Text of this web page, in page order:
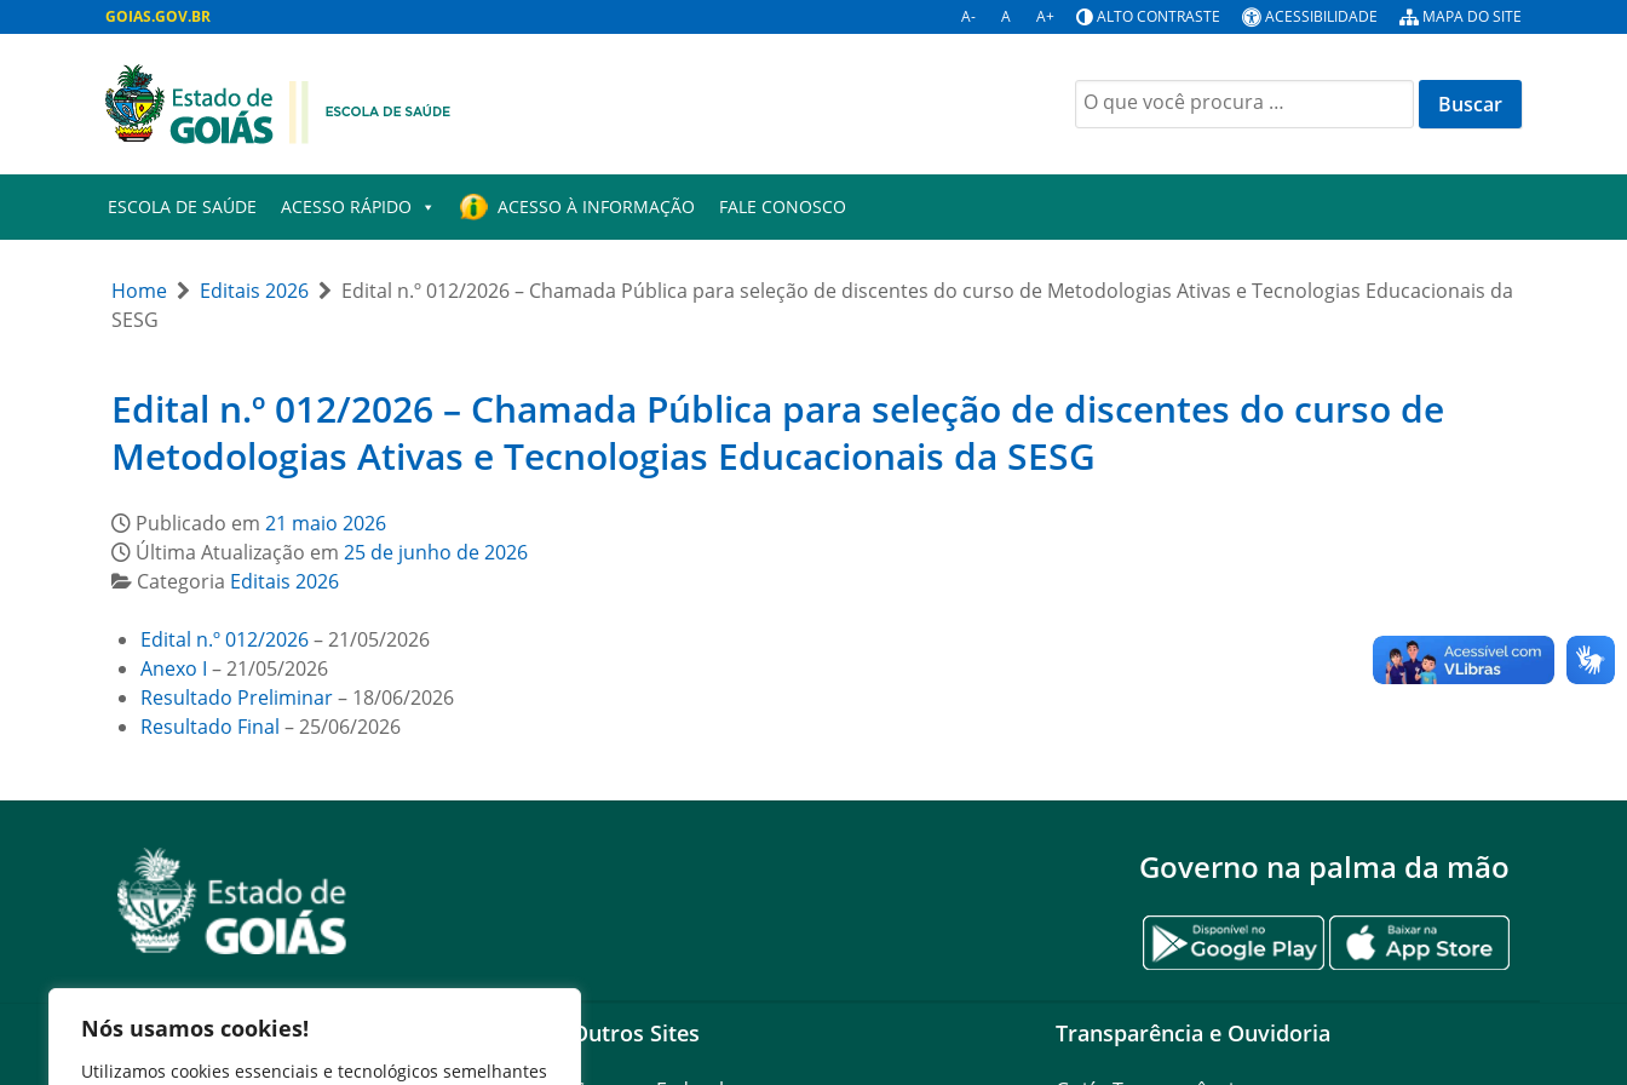
Nós usamos cookies!
Utilizamos cookies essenciais e tecnológicos semelhantes
GOIAS.GOV.BR A- A A+ ALTO CONTRASTE ACESSIBILIDADE MAPA DO SITE
Buscar
por:
ESCOLA DE SAÚDE ACESSO RÁPIDO ACESSO À INFORMAÇÃO FALE CONOSCO
Home Editais 2026
Edital n.º 012/2026 – Chamada Pública para seleção de discentes do curso de Metodologias Ativas e Tecnologias Educacionais da
SESG
Edital n.º 012/2026 – Chamada Pública para seleção de discentes do curso de
Metodologias Ativas e Tecnologias Educacionais da SESG
Publicado em 21 maio 2026
Última Atualização em 25 de junho de 2026
Categoria Editais 2026
Edital n.º 012/2026– 21/05/2026
Anexo I – 21/05/2026
Resultado Preliminar– 18/06/2026
Resultado Final – 25/06/2026
Governo na palma da mão
Serviços Outros Sites Transparência e Ouvidoria